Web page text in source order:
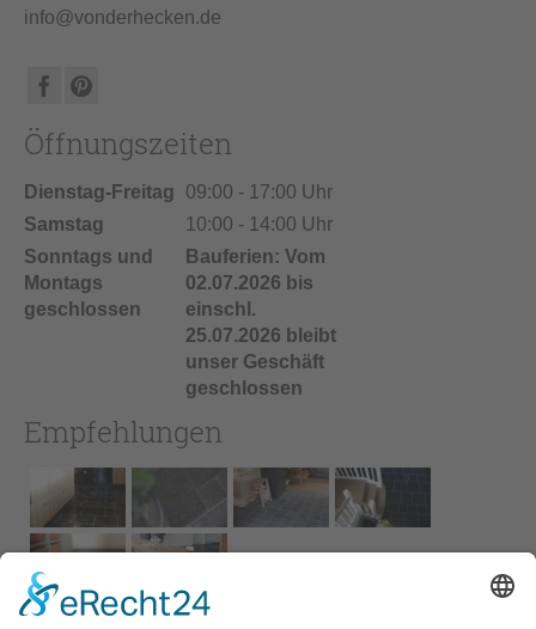
info@vonderhecken.de
Öffnungszeiten
Dienstag-Freitag
09:00 - 17:00 Uhr
Samstag
10:00 - 14:00 Uhr
Sonntags und
Montags
geschlossen
Bauferien: Vom
02.07.2026 bis
einschl.
25.07.2026 bleibt
unser Geschäft
geschlossen
Empfehlungen